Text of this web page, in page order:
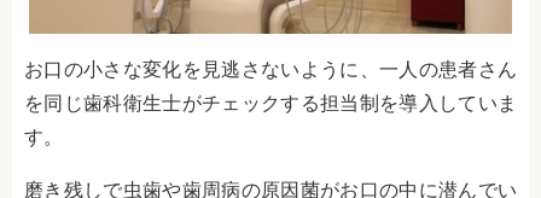
お口の小さな変化を見逃さないように、一人の患者さん
を同じ歯科衛生士がチェックする担当制を導入していま
す。
磨き残しで虫歯や歯周病の原因菌がお口の中に潜んでい